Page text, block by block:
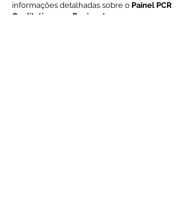
informações detalhadas sobre o Painel PCR
Qualitativo para Rapinantes